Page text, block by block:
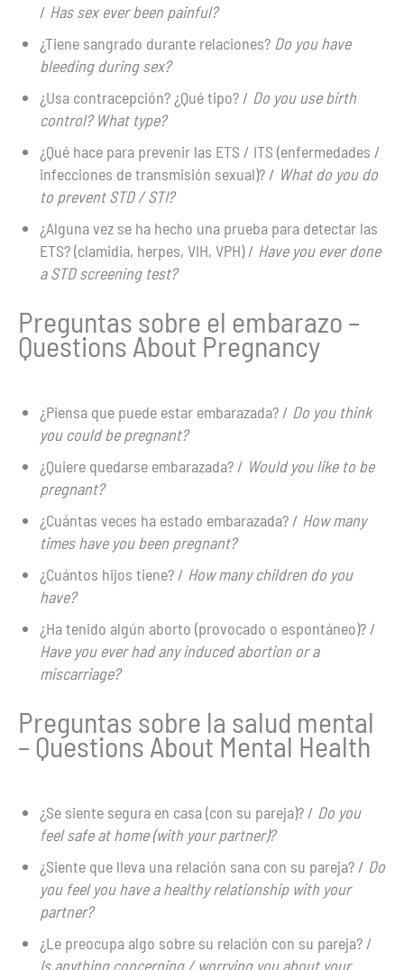
/ Has sex ever been painful?
¿Tiene sangrado durante relaciones? Do you have
bleeding during sex?
¿Usa contracepción? ¿Qué tipo? / Do you use birth
control? What type?
¿Qué hace para prevenir las ETS / ITS (enfermedades /
infecciones de transmisión sexual)? / What do you do
to prevent STD / STI?
¿Alguna vez se ha hecho una prueba para detectar las
ETS? (clamidia, herpes, VIH, VPH) / Have you ever done
a STD screening test?
Preguntas sobre el embarazo –
Questions About Pregnancy
¿Piensa que puede estar embarazada? / Do you think
you could be pregnant?
¿Quiere quedarse embarazada? / Would you like to be
pregnant?
¿Cuántas veces ha estado embarazada? / How many
times have you been pregnant?
¿Cuántos hijos tiene? / How many children do you
have?
¿Ha tenido algún aborto (provocado o espontáneo)? /
Have you ever had any induced abortion or a
miscarriage?
Preguntas sobre la salud mental
– Questions About Mental Health
¿Se siente segura en casa (con su pareja)? / Do you
feel safe at home (with your partner)?
¿Siente que lleva una relación sana con su pareja? / Do
you feel you have a healthy relationship with your
partner?
¿Le preocupa algo sobre su relación con su pareja? /
Is anything concerning / worrying you about your